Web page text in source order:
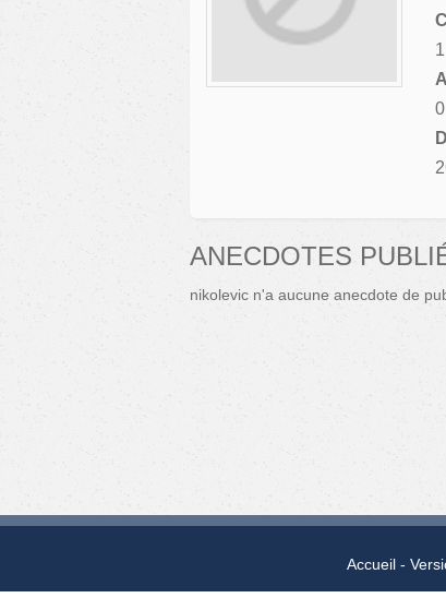
1
0
ANECDOTES
nikolevic n'a aucune anecdote de
Accueil